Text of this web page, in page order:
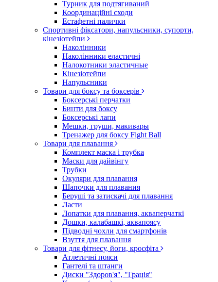
Турник для подтягиваний
Координаційні сходи
Естафетні палички
Спортивні фіксатори, напульсники, супорти,
кінезіотейпи
Наколінники
Наколінники еластичні
Налокотники эластичные
Кінезіотейпи
Напульсники
Товари для боксу та боксерів
Боксерські перчатки
Бинти для боксу
Боксерські лапи
Мешки, груши, макивары
Тренажер для боксу Fight Ball
Товари для плавання
Комплект маска і трубка
Маски для дайвінгу
Трубки
Окуляри для плавання
Шапочки для плавания
Беруші та затискачі для плавання
Ласти
Лопатки для плавання, акваперчаткі
Дошки, калабашкі, аквапоясу
Підводні чохли для смартфонів
Взуття для плавання
Товари для фітнесу, йоги, кросфіта
Атлетичні пояси
Гантелі та штанги
Диски "Здоров'я", "Грація"